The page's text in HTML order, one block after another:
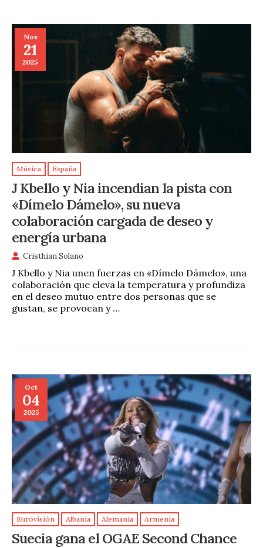
Nov
21
2025
Música España
J Kbello y Nia incendian la pista con
«Dímelo Dámelo», su nueva
colaboración cargada de deseo y
energía urbana
Cristhian Solano
J Kbello y Nia unen fuerzas en «Dímelo Dámelo», una
colaboración que eleva la temperatura y profundiza
en el deseo mutuo entre dos personas que se
gustan, se provocan y …
Oct
04
2025
Eurovisión Albania Alemania Armenia
Suecia gana el OGAE Second Chance